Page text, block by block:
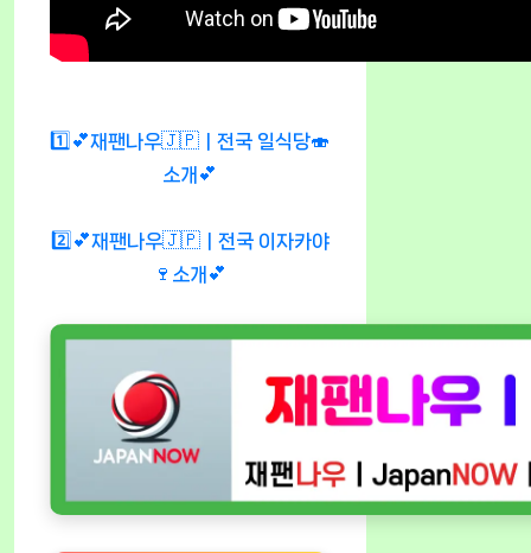
1️⃣💕재팬나우🇯🇵ㅣ전국 일식당🍣
소개💕
2️⃣💕재팬나우🇯🇵ㅣ전국 이자카야
🍷소개💕